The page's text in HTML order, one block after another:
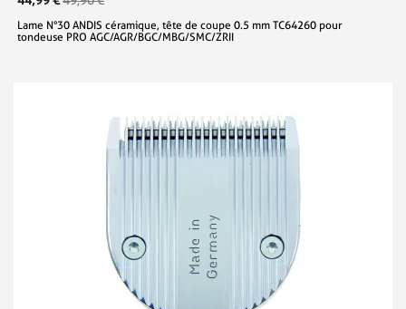
Lame N°30 ANDIS céramique, tête de coupe 0.5 mm TC64260 pour
tondeuse PRO AGC/AGR/BGC/MBG/SMC/ZRII